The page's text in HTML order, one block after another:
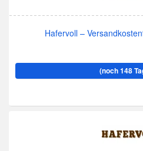
Hafervoll –
(noch 148